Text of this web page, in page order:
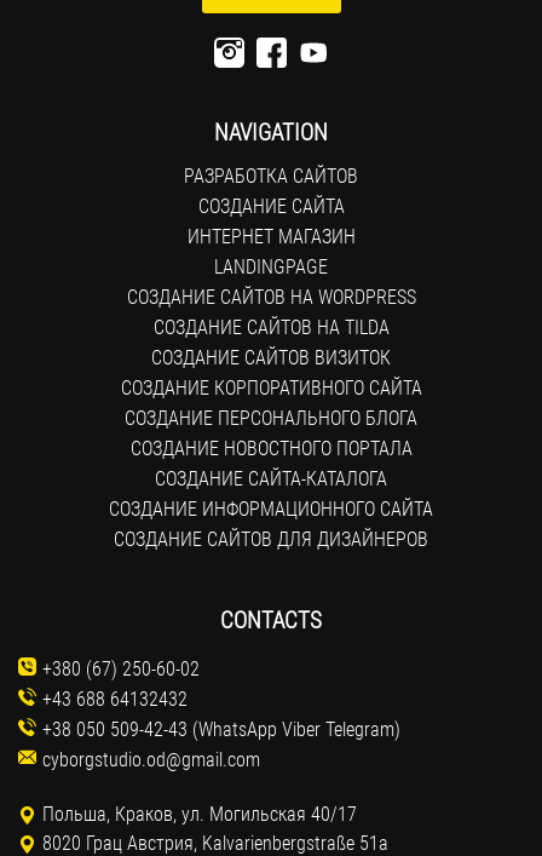
NAVIGATION
РАЗРАБОТКА САЙТОВ
СОЗДАНИЕ САЙТА
ИНТЕРНЕТ МАГАЗИН
LANDINGPAGE
СОЗДАНИЕ САЙТОВ НА WORDPRESS
СОЗДАНИЕ САЙТОВ НА TILDA
СОЗДАНИЕ САЙТОВ ВИЗИТОК
СОЗДАНИЕ КОРПОРАТИВНОГО САЙТА
СОЗДАНИЕ ПЕРСОНАЛЬНОГО БЛОГА
СОЗДАНИЕ НОВОСТНОГО ПОРТАЛА
СОЗДАНИЕ САЙТА-КАТАЛОГА
СОЗДАНИЕ ИНФОРМАЦИОННОГО САЙТА
СОЗДАНИЕ САЙТОВ ДЛЯ ДИЗАЙНЕРОВ
CONTACTS
+380 (67) 250-60-02
+43 688 64132432
+38 050 509-42-43 (WhatsApp Viber Telegram)
cyborgstudio.od@gmail.com
Польша, Краков, ул. Могильская 40/17
8020 Грац Австрия, Kalvarienbergstraße 51a